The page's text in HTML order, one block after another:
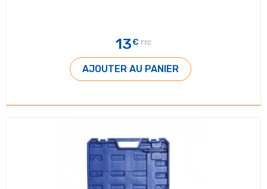
13€ TTC
AJOUTER AU PANIER